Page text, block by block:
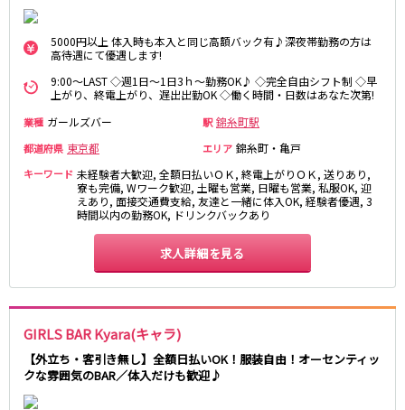
5000円以上 体入時も本入と同じ高額バック有♪深夜帯勤務の方は
高待遇にて優遇します!
9:00～LAST ◇週1日～1日3ｈ～勤務OK♪ ◇完全自由シフト制 ◇早
上がり、終電上がり、遅出出勤OK ◇働く時間・日数はあなた次第!
業種 ガールズバー 駅 錦糸町駅
都道府県 東京都 エリア 錦糸町・亀戸
キーワード 未経験者大歓迎, 全額日払いＯＫ, 終電上がりＯＫ, 送りあり,
寮も完備, Wワーク歓迎, 土曜も営業, 日曜も営業, 私服OK, 迎
えあり, 面接交通費支給, 友達と一緒に体入OK, 経験者優遇, 3
時間以内の勤務OK, ドリンクバックあり
求人詳細を見る
GIRLS BAR Kyara(キャラ)
【外立ち・客引き無し】全額日払いOK！服装自由！オーセンティッ
クな雰囲気のBAR／体入だけも歓迎♪
茨城県南
日立
神栖・鹿嶋
勝田
北茨城
群馬県
高崎
前橋・伊勢崎
太田
渋川
該当求人 0件 選択した内容で設定
新橋駅
関内駅
上野駅
大宮駅
川崎駅
赤羽駅
横浜駅
蒲田駅
秋葉原駅
神田駅
桜木町駅
御徒町駅
大船駅
川口駅
日暮里駅
品川駅
北浦和駅
西川口駅
大森駅
東十条駅
鶴見駅
王子駅